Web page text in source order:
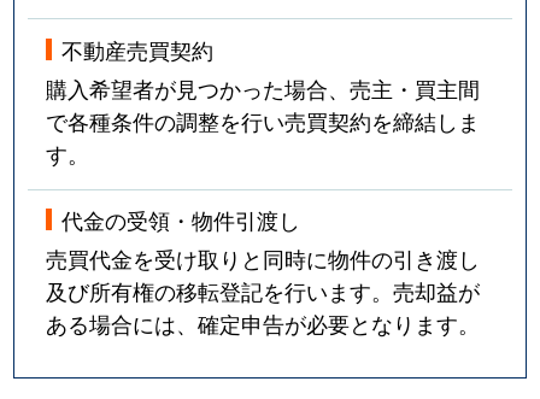
不動産売買契約
購入希望者が見つかった場合、売主・買主間
で各種条件の調整を行い売買契約を締結しま
す。
代金の受領・物件引渡し
売買代金を受け取りと同時に物件の引き渡し
及び所有権の移転登記を行います。売却益が
ある場合には、確定申告が必要となります。